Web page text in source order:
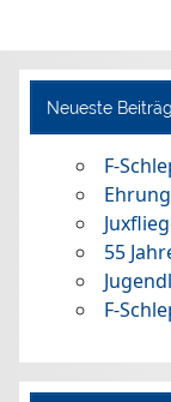
Neueste
F-
55
F-